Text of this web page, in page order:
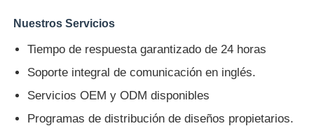
Nuestros Servicios
Tiempo de respuesta garantizado de 24 horas
Soporte integral de comunicación en inglés.
Servicios OEM y ODM disponibles
Programas de distribución de diseños propietarios.